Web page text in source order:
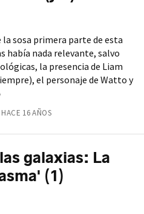
la sosa primera parte de esta
había nada relevante, salvo
la presencia de Liam
el personaje de Watto y
HACE 16 AÑOS
galaxias: La
(1)